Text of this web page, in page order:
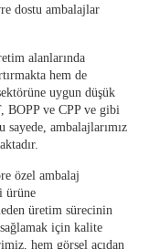
dostu ambalajlar
alanlarında
hem de
uygun düşük
BOPP ve CPP ve gibi
ambalajlarımız
özel ambalaj
ürüne
üretim sürecinin
için kalite
hem görsel açıdan